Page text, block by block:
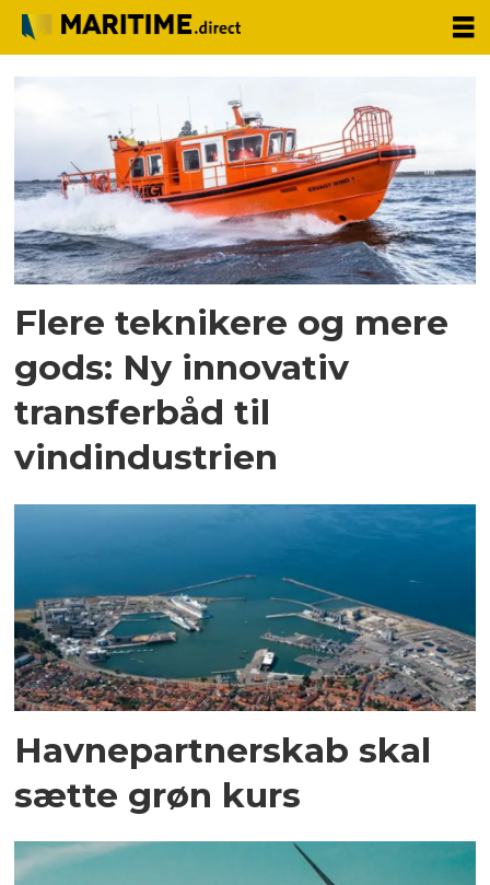
Tag:
udvikling
Flere teknikere og mere
gods: Ny innovativ
transferbåd til
vindindustrien
Havnepartnerskab skal
sætte grøn kurs